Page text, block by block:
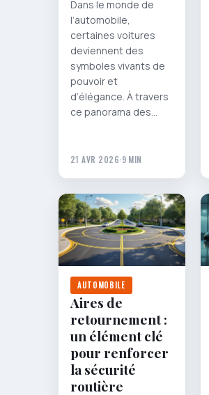
Dans le monde de
l’automobile,
certaines voitures
deviennent des
symboles vivants de
pouvoir et
d’élégance. À travers
ce panorama des…
21 AVR 2026·9 MIN
AUTOMOBILE
Aires de
retournement :
un élément clé
pour renforcer
la sécurité
routière